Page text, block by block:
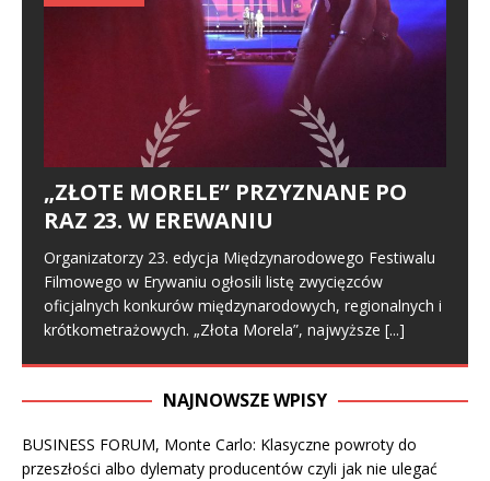
„ZŁOTE MORELE” PRZYZNANE PO
RAZ 23. W EREWANIU
Organizatorzy 23. edycja Międzynarodowego Festiwalu
Filmowego w Erywaniu ogłosili listę zwycięzców
oficjalnych konkurów międzynarodowych, regionalnych i
krótkometrażowych. „Złota Morela”, najwyższe [...]
NAJNOWSZE WPISY
BUSINESS FORUM, Monte Carlo: Klasyczne powroty do
przeszłości albo dylematy producentów czyli jak nie ulegać